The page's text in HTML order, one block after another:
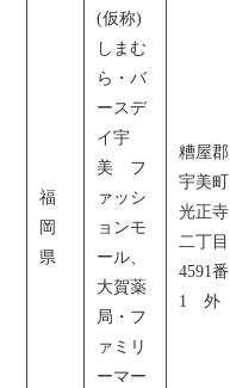
福
岡
県
(仮称)
しまむ
ら・バ
ースデ
イ宇
美 フ
ァッシ
ョンモ
ール、
大賀薬
局・フ
ァミリ
ーマー
糟屋郡
宇美町
光正寺
二丁目
4591番
1 外